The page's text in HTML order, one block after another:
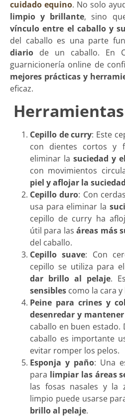
cuidado equino. No solo
limpio y brillante, sino
vínculo entre el caballo y
del caballo es una parte
diario de un caballo. En
guarnicionería online de
mejores prácticas y
eficaz.
Cepillo de curry: Este
con dientes cortos y
eliminar la suciedad y
con movimientos
piel y aflojar la suciedad
Cepillo duro: Con
usa para eliminar la
cepillo de curry ha
útil para lasáreas más
del caballo.
Cepillo suave: Con
cepillo se utiliza para
dar brillo al pelaje.
sensibles como la cara y
Peine para crines y
desenredar y
caballo en buen
caballo es importante
evitar romper los pelos.
Esponja y paño: Una
para limpiar las áreas
las fosas nasales y la
limpio puede usarse
brillo al pelaje.